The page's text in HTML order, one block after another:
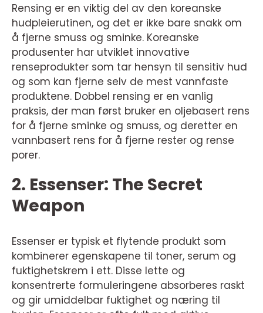
Rensing er en viktig del av den koreanske
hudpleierutinen, og det er ikke bare snakk om
å fjerne smuss og sminke. Koreanske
produsenter har utviklet innovative
renseprodukter som tar hensyn til sensitiv hud
og som kan fjerne selv de mest vannfaste
produktene. Dobbel rensing er en vanlig
praksis, der man først bruker en oljebasert rens
for å fjerne sminke og smuss, og deretter en
vannbasert rens for å fjerne rester og rense
porer.
2. Essenser: The Secret
Weapon
Essenser er typisk et flytende produkt som
kombinerer egenskapene til toner, serum og
fuktighetskrem i ett. Disse lette og
konsentrerte formuleringene absorberes raskt
og gir umiddelbar fuktighet og næring til